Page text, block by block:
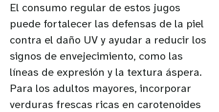
El consumo regular de estos jugos
puede fortalecer las defensas de la piel
contra el daño UV y ayudar a reducir los
signos de envejecimiento, como las
líneas de expresión y la textura áspera.
Para los adultos mayores, incorporar
verduras frescas ricas en carotenoides